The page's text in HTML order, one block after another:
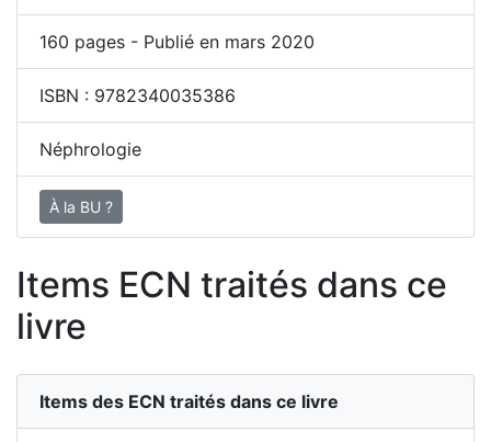
160 pages - Publié en mars 2020
ISBN : 9782340035386
Néphrologie
À la BU ?
Items ECN traités dans ce
livre
Items des ECN traités dans ce livre